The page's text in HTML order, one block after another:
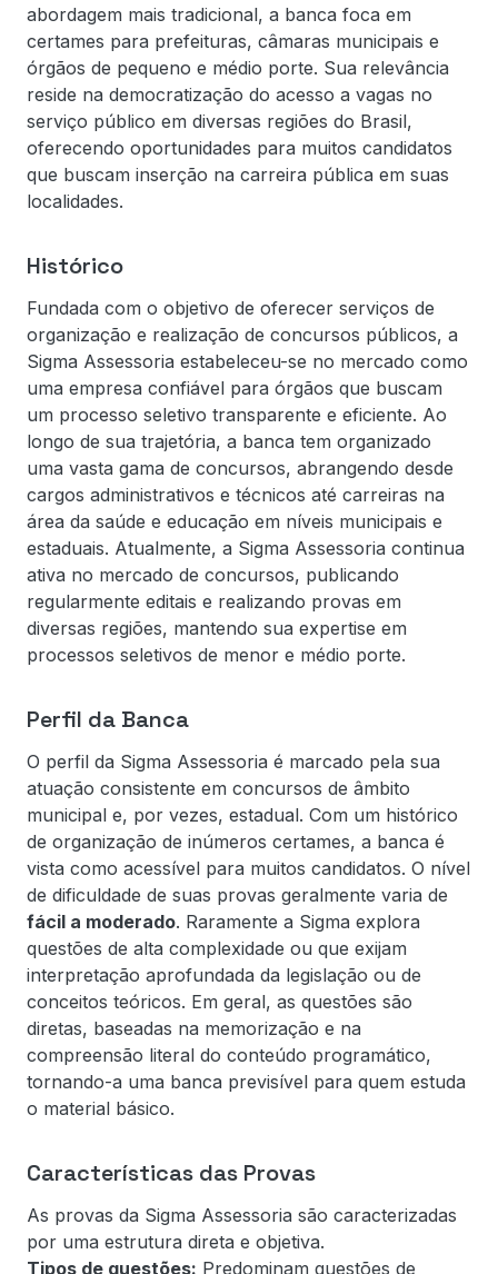
abordagem mais tradicional, a banca foca em
certames para prefeituras, câmaras municipais e
órgãos de pequeno e médio porte. Sua relevância
reside na democratização do acesso a vagas no
serviço público em diversas regiões do Brasil,
oferecendo oportunidades para muitos candidatos
que buscam inserção na carreira pública em suas
localidades.
Histórico
Fundada com o objetivo de oferecer serviços de
organização e realização de concursos públicos, a
Sigma Assessoria estabeleceu-se no mercado como
uma empresa confiável para órgãos que buscam
um processo seletivo transparente e eficiente. Ao
longo de sua trajetória, a banca tem organizado
uma vasta gama de concursos, abrangendo desde
cargos administrativos e técnicos até carreiras na
área da saúde e educação em níveis municipais e
estaduais. Atualmente, a Sigma Assessoria continua
ativa no mercado de concursos, publicando
regularmente editais e realizando provas em
diversas regiões, mantendo sua expertise em
processos seletivos de menor e médio porte.
Perfil da Banca
O perfil da Sigma Assessoria é marcado pela sua
atuação consistente em concursos de âmbito
municipal e, por vezes, estadual. Com um histórico
de organização de inúmeros certames, a banca é
vista como acessível para muitos candidatos. O nível
de dificuldade de suas provas geralmente varia de
fácil a moderado. Raramente a Sigma explora
questões de alta complexidade ou que exijam
interpretação aprofundada da legislação ou de
conceitos teóricos. Em geral, as questões são
diretas, baseadas na memorização e na
compreensão literal do conteúdo programático,
tornando-a uma banca previsível para quem estuda
o material básico.
Características das Provas
As provas da Sigma Assessoria são caracterizadas
por uma estrutura direta e objetiva.
Tipos de questões: Predominam questões de